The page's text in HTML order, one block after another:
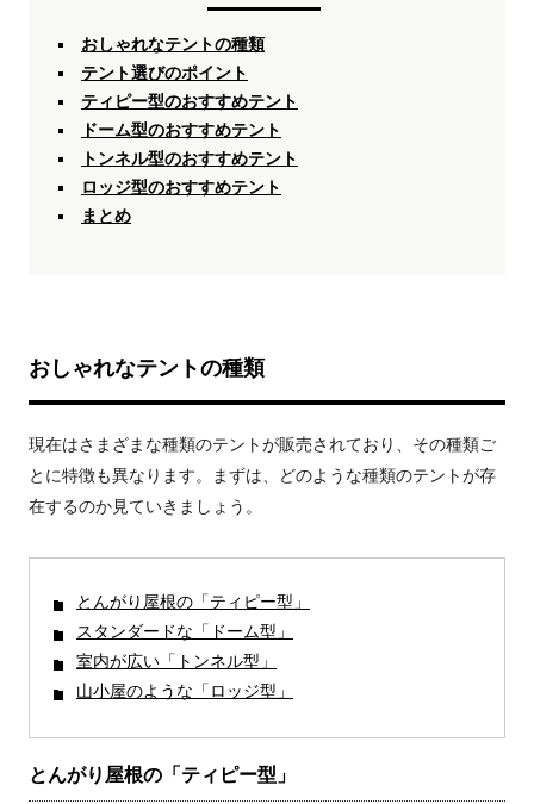
おしゃれなテントの種類
テント選びのポイント
ティピー型のおすすめテント
ドーム型のおすすめテント
トンネル型のおすすめテント
ロッジ型のおすすめテント
まとめ
おしゃれなテントの種類
現在はさまざまな種類のテントが販売されており、その種類ご
とに特徴も異なります。まずは、どのような種類のテントが存
在するのか見ていきましょう。
とんがり屋根の「ティピー型」
スタンダードな「ドーム型」
室内が広い「トンネル型」
山小屋のような「ロッジ型」
とんがり屋根の「ティピー型」